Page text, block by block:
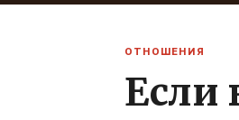
ОТНОШЕНИЯ
Если